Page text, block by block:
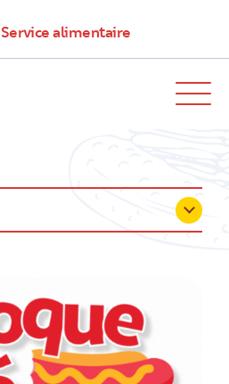
Service alimentaire